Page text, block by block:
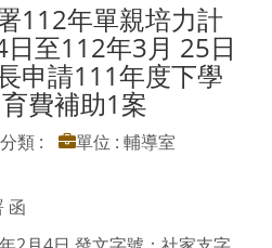
112年單親培力計
至112年3月 25日
申請111年度下學
費補助1案
分類 :
單位 : 輔導室
函